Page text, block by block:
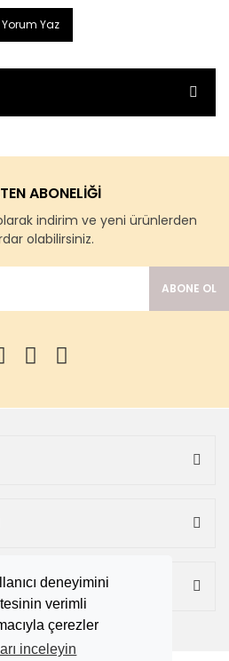
deneyimini
verimli
çerezler
inceleyin
Yorum Yaz
ABONELİĞİ
indirim ve yeni ürünlerden
olabilirsiniz.
ABONE OL